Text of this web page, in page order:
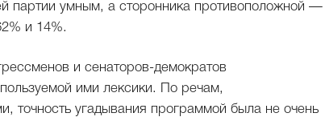
партии умным, а сторонника противоположной —
и 14%.
и сенаторов-демократов
ими лексики. По речам,
точность угадывания программой была не очень